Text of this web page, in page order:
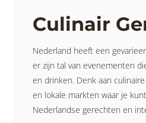
Culinair
Nederland heeft een
er zijn tal van evenementen
en drinken. Denk aan
en lokale markten waar je
Nederlandse gerechten en